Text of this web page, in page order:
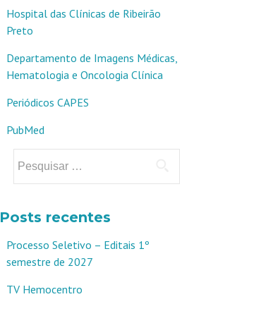
Hospital das Clínicas de Ribeirão
Preto
Departamento de Imagens Médicas,
Hematologia e Oncologia Clínica
Periódicos CAPES
PubMed
por:
Posts recentes
Processo Seletivo – Editais 1º
semestre de 2027
TV Hemocentro